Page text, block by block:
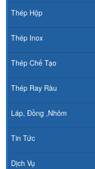
Thép Hộp
Thép Inox
Thép Chế Tạo
Thép Ray Ràu
Láp, Đồng ,Nhôm
Tin Tức
Dịch Vụ